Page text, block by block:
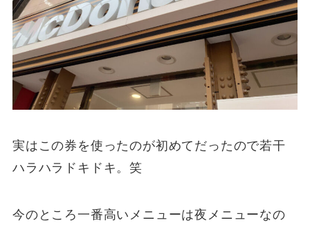
実はこの券を使ったのが初めてだったので若干
ハラハラドキドキ。笑
今のところ一番高いメニューは夜メニューなの